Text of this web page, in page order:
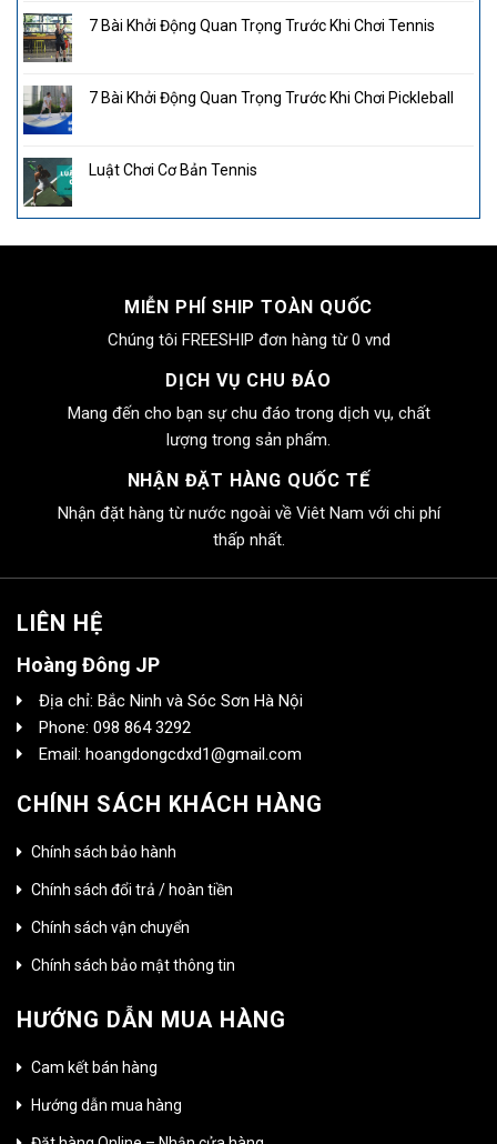
7 Bài Khởi Động Quan Trọng Trước Khi Chơi Tennis
7 Bài Khởi Động Quan Trọng Trước Khi Chơi Pickleball
Luật Chơi Cơ Bản Tennis
MIỄN PHÍ SHIP TOÀN QUỐC
Chúng tôi FREESHIP đơn hàng từ 0 vnd
DỊCH VỤ CHU ĐÁO
Mang đến cho bạn sự chu đáo trong dịch vụ, chất
lượng trong sản phẩm.
NHẬN ĐẶT HÀNG QUỐC TẾ
Nhận đặt hàng từ nước ngoài về Viêt Nam với chi phí
thấp nhất.
LIÊN HỆ
Hoàng Đông JP
Địa chỉ: Bắc Ninh và Sóc Sơn Hà Nội
Phone: 098 864 3292
Email: hoangdongcdxd1@gmail.com
CHÍNH SÁCH KHÁCH HÀNG
Chính sách bảo hành
Chính sách đổi trả / hoàn tiền
Chính sách vận chuyển
Chính sách bảo mật thông tin
HƯỚNG DẪN MUA HÀNG
Cam kết bán hàng
Hướng dẫn mua hàng